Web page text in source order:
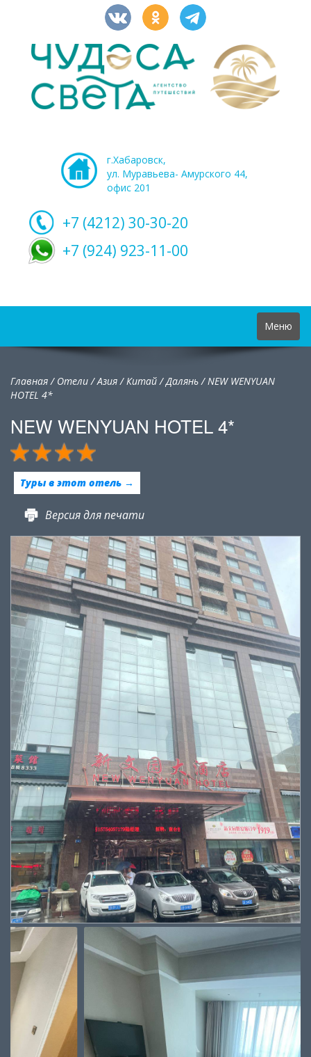
г.Хабаровск,
ул. Муравьева- Амурского 44,
офис 201
+7 (4212) 30-30-20
+7 (924) 923-11-00
Toggle
navigation
Меню
Главная/ Отели/Азия/Китай/Далянь /NEW WENYUAN
HOTEL 4*
NEW WENYUAN HOTEL 4*
Туры в этот отель →
Версия для печати